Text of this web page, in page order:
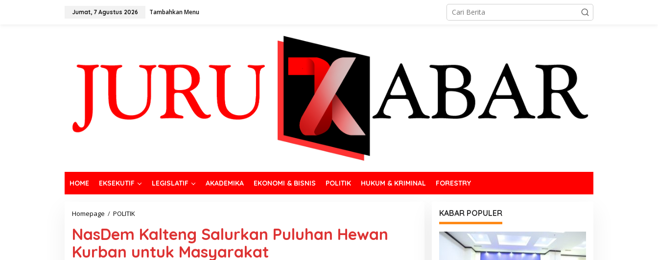
Jumat, 7 Agustus 2026 Tambahkan Menu
HOME EKSEKUTIF LEGISLATIF AKADEMIKA EKONOMI & BISNIS POLITIK HUKUM & KRIMINAL FORESTRY
Homepage / POLITIK
NasDem Kalteng Salurkan Puluhan Hewan
Kurban untuk Masyarakat
KABAR POPULER